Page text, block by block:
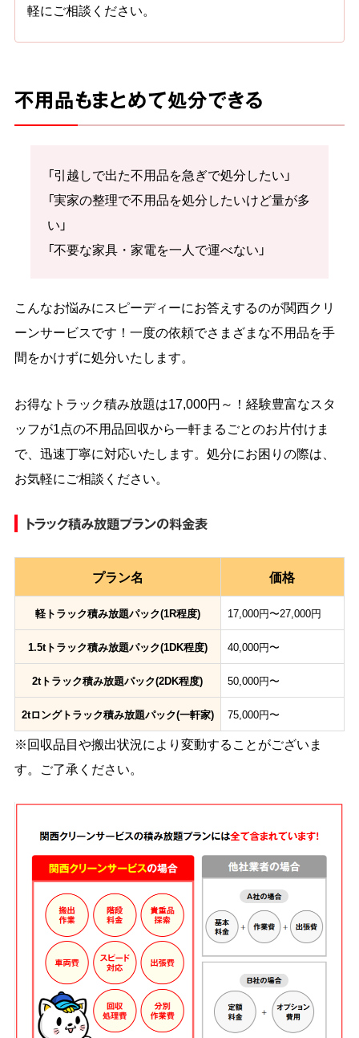
軽にご相談ください。
不用品もまとめて処分できる
「引越しで出た不用品を急ぎで処分したい」
「実家の整理で不用品を処分したいけど量が多
い」
「不要な家具・家電を一人で運べない」
こんなお悩みにスピーディーにお答えするのが関西クリ
ーンサービスです！一度の依頼でさまざまな不用品を手
間をかけずに処分いたします。
お得なトラック積み放題は17,000円～！経験豊富なスタ
ッフが1点の不用品回収から一軒まるごとのお片付けま
で、迅速丁寧に対応いたします。処分にお困りの際は、
お気軽にご相談ください。
トラック積み放題プランの料金表
プラン名 価格
軽トラック積み放題パック(1R程度) 17,000円〜27,000円
1.5tトラック積み放題パック(1DK程度) 40,000円〜
2tトラック積み放題パック(2DK程度) 50,000円〜
2tロングトラック積み放題パック(一軒家) 75,000円〜
※回収品目や搬出状況により変動することがございま
す。ご了承ください。